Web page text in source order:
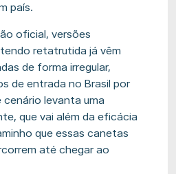
país.
oficial, versões
retatrutida já vêm
de forma irregular,
de entrada no Brasil por
cenário levanta uma
que vai além da eficácia
que essas canetas
até chegar ao